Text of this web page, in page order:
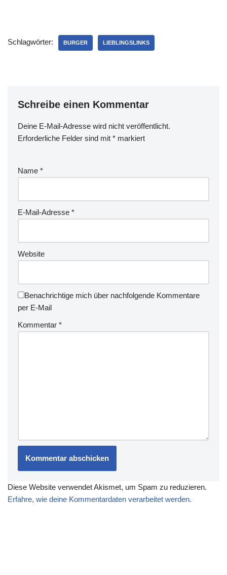
50.000 Tweet, den 7777.
Instagram-Post (der ganz…
Schlagwörter: BURGER LIEBLINGSLINKS
Schreibe einen Kommentar
Deine E-Mail-Adresse wird nicht veröffentlicht.
Erforderliche Felder sind mit * markiert
Name *
E-Mail-Adresse *
Website
Benachrichtige mich über nachfolgende Kommentare
per E-Mail
Kommentar *
Diese Website verwendet Akismet, um Spam zu reduzieren.
Erfahre, wie deine Kommentardaten verarbeitet werden.